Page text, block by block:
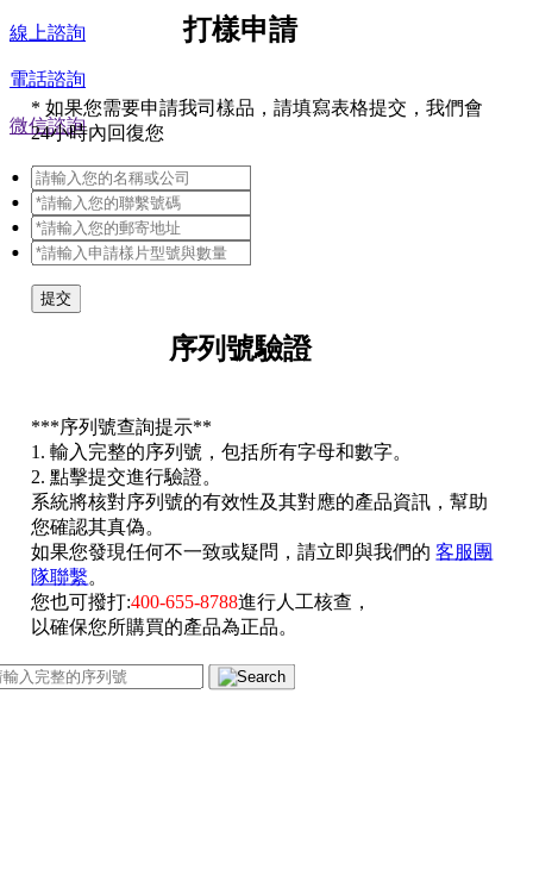
線上諮詢
電話諮詢
微信諮詢
打樣申請
* 如果您需要申請我司樣品，請填寫表格提交，我們會
24小時內回復您
提交
序列號驗證
***序列號查詢提示**
1. 輸入完整的序列號，包括所有字母和數字。
2. 點擊提交進行驗證。
系統將核對序列號的有效性及其對應的產品資訊，幫助
您確認其真偽。
如果您發現任何不一致或疑問，請立即與我們的客服團
隊聯繫。
您也可撥打:400-655-8788進行人工核查，
以確保您所購買的產品為正品。